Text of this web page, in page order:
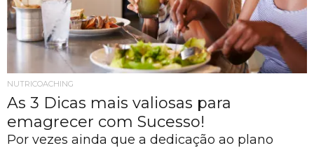
NUTRICOACHING
As 3 Dicas mais valiosas para
emagrecer com Sucesso!
Por vezes ainda que a dedicação ao plano